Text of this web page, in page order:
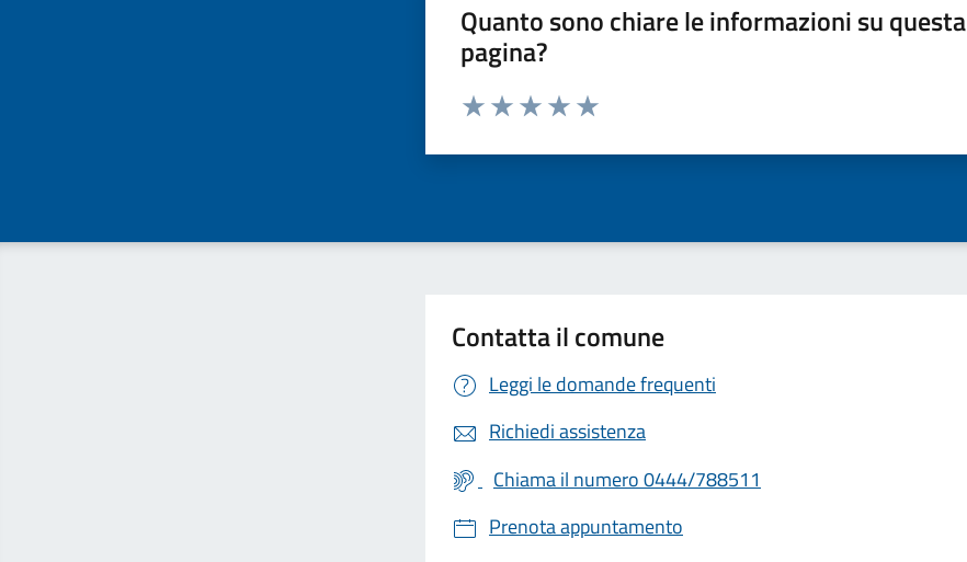
Quanto sono chiare le informazioni su questa
pagina?
Valuta da 1 a 5 stelle la pagina
Contatta il comune
Leggi le domande frequenti
Richiedi assistenza
Chiama il numero 0444/788511
Prenota appuntamento